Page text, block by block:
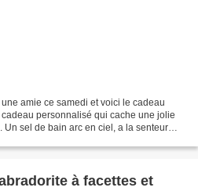
amie ce samedi et voici le cadeau
personnalisé qui cache une jolie
sel de bain arc en ciel, a la senteur
à facettes et